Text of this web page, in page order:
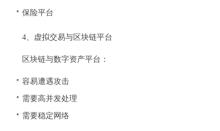
保险平台
4、虚拟交易与区块链平台
区块链与数字资产平台：
容易遭遇攻击
需要高并发处理
需要稳定网络